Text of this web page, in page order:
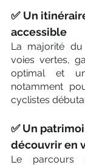
✅ Un
accessible
La majorité
voies vertes,
optimal et
notamment
cyclistes
✅ Un
découvrir en
Le parcours